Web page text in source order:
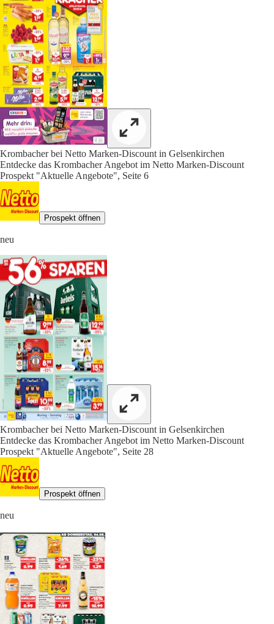
Krombacher bei Netto Marken-Discount in Gelsenkirchen
Entdecke das Krombacher Angebot im Netto Marken-Discount
Prospekt "Aktuelle Angebote", Seite 6
Prospekt öffnen
neu
Krombacher bei Netto Marken-Discount in Gelsenkirchen
Entdecke das Krombacher Angebot im Netto Marken-Discount
Prospekt "Aktuelle Angebote", Seite 28
Prospekt öffnen
neu